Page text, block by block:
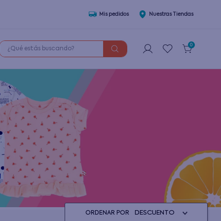
Mis pedidos Nuestras Tiendas
estás buscando? 0
ORDENAR POR DESCUENTO